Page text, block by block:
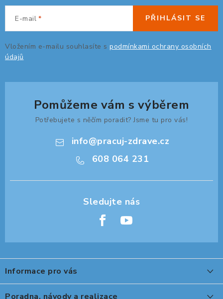
E-mail
Vložením e-mailu souhlasíte s podmínkami ochrany osobních
údajů
PŘIHLÁSIT SE
Pomůžeme vám s výběrem
Potřebujete s něčím poradit? Jsme tu pro vás!
info@pracuj-zdrave.cz
608 064 231
á
p
a
Informace pro vás
Poradna, návody a realizace